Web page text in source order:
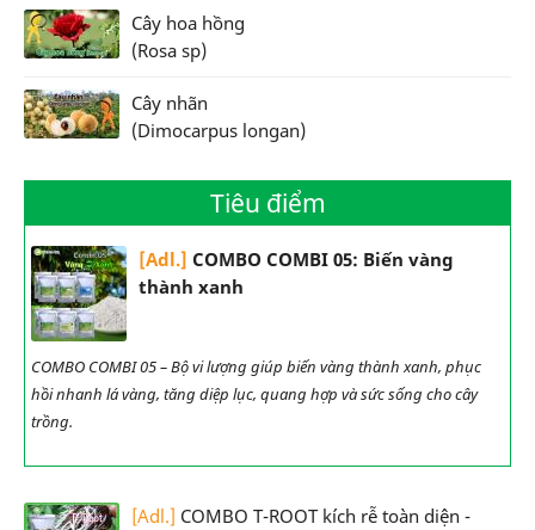
Cây hoa hồng
(Rosa sp)
Cây nhãn
(Dimocarpus longan)
Tiêu điểm
[Adl.] COMBO COMBI 05: Biến vàng
thành xanh
COMBO COMBI 05 – Bộ vi lượng giúp biến vàng thành xanh, phục
hồi nhanh lá vàng, tăng diệp lục, quang hợp và sức sống cho cây
trồng.
[Adl.] COMBO T-ROOT kích rễ toàn diện -